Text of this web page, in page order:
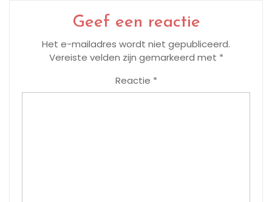
Geef een reactie
Het e-mailadres wordt niet gepubliceerd.
Vereiste velden zijn gemarkeerd met *
Reactie *